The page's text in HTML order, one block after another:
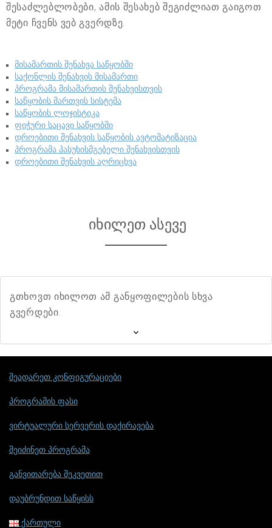
შესაძლებლობები, ამის შესახებ შეგიძლიათ გაიგოთ
მეტი ჩვენს ვებ გვერდზე.
მისამართის შენახვა საწყობში
საქონლის შენახვის მისამართი
პროგრამა მისამართის შენახვისთვის
საწყობის მართვის სისტემა
საწყობის ლოჯისტიკა
ფიჭური საცავი საწყობში
დროებითი შენახვის საწყობის ავტომატიზაცია
პროგრამა პასუხისმგებელი შენახვისთვის
დროებითი შენახვის აღრიცხვა
იხილეთ ასევე
გთხოვთ იხილოთ ამ განყოფილების სხვა
გვერდები.
შეადარეთ კონფიგურაციები
პროგრამის ფასი
ვირტუალური სერვერის დაქირავება
შეიძინეთ პროგრამა
განვითარება შეკვეთით
დაუბრუნდით საწყისს
ქართული